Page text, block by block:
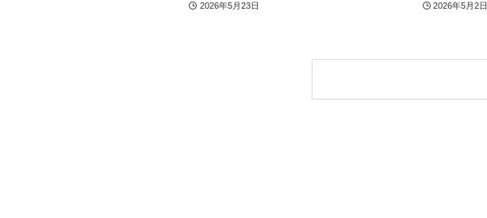
2026年5月23日 2026年5月2日